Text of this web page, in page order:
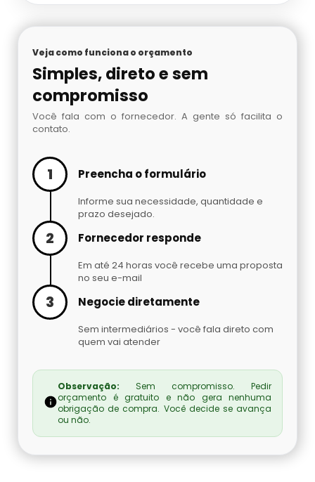
Veja como funciona o orçamento
Simples, direto e sem
compromisso
Você fala com o fornecedor. A gente só facilita o
contato.
1 Preencha o formulário
Informe sua necessidade, quantidade e
prazo desejado.
2 Fornecedor responde
Em até 24 horas você recebe uma proposta
no seu e-mail
3 Negocie diretamente
Sem intermediários - você fala direto com
quem vai atender
Observação: Sem compromisso. Pedir
orçamento é gratuito e não gera nenhuma
obrigação de compra. Você decide se avança
ou não.